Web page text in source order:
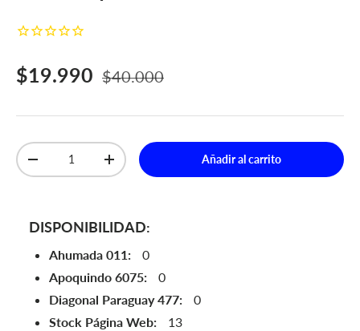
Precio de venta
$19.990 Precio normal
$40.000
Cant.
Disminuir cantidadAumentar la cantidadAñadir al carrito
DISPONIBILIDAD:
Ahumada 011:
0
Apoquindo 6075:
0
Diagonal Paraguay 477:
0
Stock Página Web:
13